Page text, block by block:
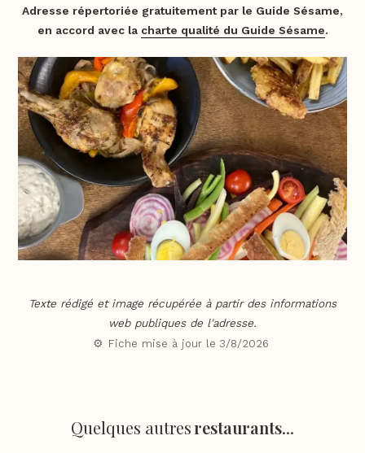
Adresse répertoriée gratuitement par le Guide Sésame,
en accord avec la charte qualité du Guide Sésame.
Texte rédigé et image récupérée à partir des informations
web publiques de l'adresse.
⚙️ Fiche mise à jour le 3/8/2026
Quelques autresrestaurants...